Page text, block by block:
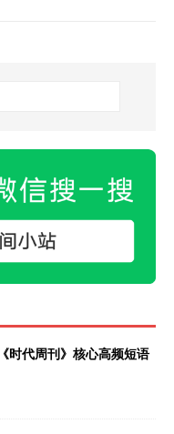
时代周刊》核心高频短语